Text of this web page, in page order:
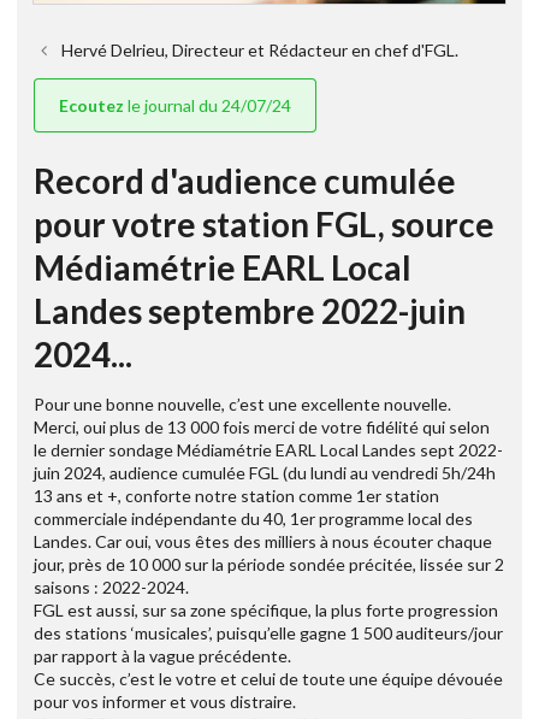
Hervé Delrieu, Directeur et Rédacteur en chef d'FGL.
Ecoutez le journal du 24/07/24
Record d'audience cumulée
pour votre station FGL, source
Médiamétrie EARL Local
Landes septembre 2022-juin
2024...
Pour une bonne nouvelle, c’est une excellente nouvelle.
Merci, oui plus de 13 000 fois merci de votre fidélité qui selon
le dernier sondage Médiamétrie EARL Local Landes sept 2022-
juin 2024, audience cumulée FGL (du lundi au vendredi 5h/24h
13 ans et +, conforte notre station comme 1er station
commerciale indépendante du 40, 1er programme local des
Landes. Car oui, vous êtes des milliers à nous écouter chaque
jour, près de 10 000 sur la période sondée précitée, lissée sur 2
saisons : 2022-2024.
FGL est aussi, sur sa zone spécifique, la plus forte progression
des stations ‘musicales’, puisqu’elle gagne 1 500 auditeurs/jour
par rapport à la vague précédente.
Ce succès, c’est le votre et celui de toute une équipe dévouée
pour vos informer et vous distraire.